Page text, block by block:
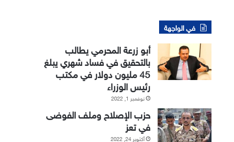
في الواجهة
أبو زرعة المحرمي يطالب
بالتحقيق في فساد شهري يبلغ
45 مليون دولار في مكتب
رئيس الوزراء
نوفمبر 1, 2022
حزب الإصلاح وملف الفوضى
في تعز
أكتوبر 24, 2022